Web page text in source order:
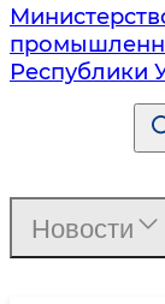
Республики
Новости